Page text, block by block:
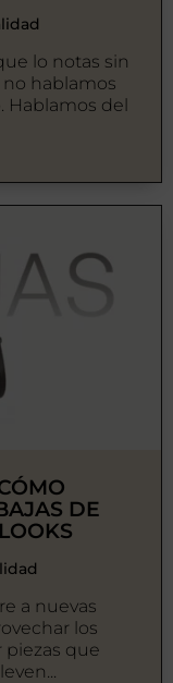
lo notas sin
no hablamos
Hablamos del
DE
a nuevas
los
piezas que